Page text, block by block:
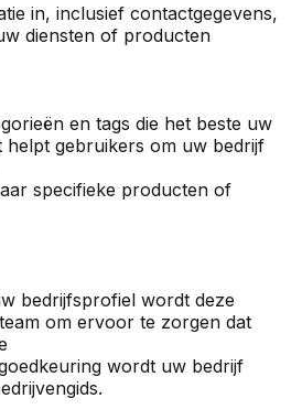
in, inclusief contactgegevens,
diensten of producten
en tags die het beste uw
helpt gebruikers om uw bedrijf
specifieke producten of
bedrijfsprofiel wordt deze
om ervoor te zorgen dat
wordt uw bedrijf